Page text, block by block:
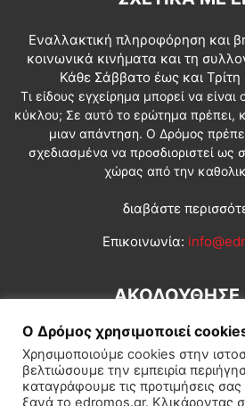
Εναλλακτική πληροφόρηση και
κοινωνικά κινήματα και τη
Κάθε Σάββατο έως και Τρίτη
Τι είδους εγχείρημα μπορεί να
κύκλου; Σε αυτό το ερώτημα πρέπει,
μιαν απάντηση. Ο Δρόμος
σχεδιασμένα να προσδιοριστεί ως
χώρας από την
διαβάστε
Επικοινωνία:
Ο Δρόμος χρησιμοποιεί
Χρησιμοποιούμε cookies στην
βελτιώσουμε την εμπειρία
καταγράφουμε τις προτιμήσεις
ξανά το edromos.gr. Κλικάροντας